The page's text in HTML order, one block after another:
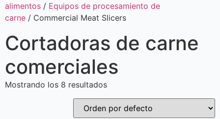
alimentos / Equipos de procesamiento de
carne / Commercial Meat Slicers
Cortadoras de carne
comerciales
Mostrando los 8 resultados